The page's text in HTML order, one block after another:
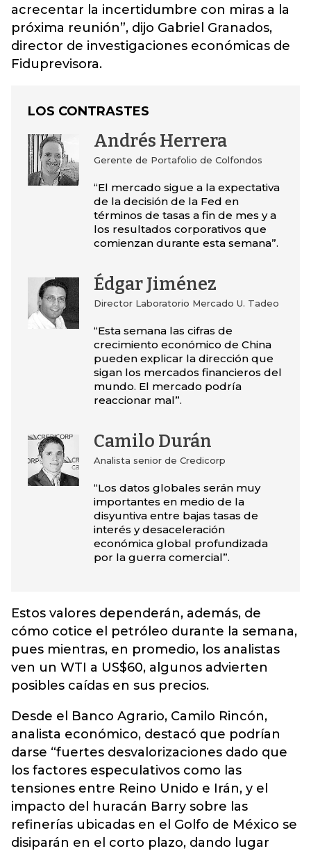
acrecentar la incertidumbre con miras a la
próxima reunión”, dijo Gabriel Granados,
director de investigaciones económicas de
Fiduprevisora.
LOS CONTRASTES
Andrés Herrera
Gerente de Portafolio de Colfondos
“El mercado sigue a la expectativa
de la decisión de la Fed en
términos de tasas a fin de mes y a
los resultados corporativos que
comienzan durante esta semana”.
Édgar Jiménez
Director Laboratorio Mercado U. Tadeo
“Esta semana las cifras de
crecimiento económico de China
pueden explicar la dirección que
sigan los mercados financieros del
mundo. El mercado podría
reaccionar mal”.
Camilo Durán
Analista senior de Credicorp
“Los datos globales serán muy
importantes en medio de la
disyuntiva entre bajas tasas de
interés y desaceleración
económica global profundizada
por la guerra comercial”.
Estos valores dependerán, además, de
cómo cotice el petróleo durante la semana,
pues mientras, en promedio, los analistas
ven un WTI a US$60, algunos advierten
posibles caídas en sus precios.
Desde el Banco Agrario, Camilo Rincón,
analista económico, destacó que podrían
darse “fuertes desvalorizaciones dado que
los factores especulativos como las
tensiones entre Reino Unido e Irán, y el
impacto del huracán Barry sobre las
refinerías ubicadas en el Golfo de México se
disiparán en el corto plazo, dando lugar